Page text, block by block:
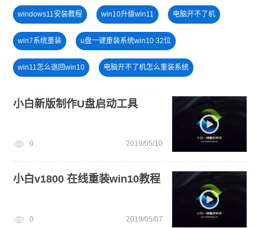
windows11安装教程 win10升级win11 电脑开不了机
win7系统重装 u盘一键重装系统win10 32位
win11怎么退回win10 电脑开不了机怎么重装系统
旗舰版win7系统安装教程 电脑死机卡顿 win11系统重装
win11绕过硬件限制安装
小白新版制作U盘启动工具
0 2019/05/10
小白v1800 在线重装win10教程
0 2019/05/07